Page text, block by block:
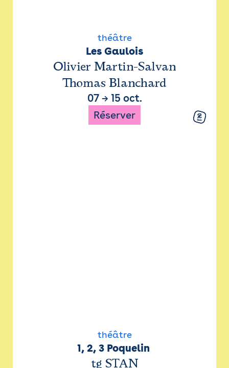
théâtre
Les Gaulois
Olivier Martin-Salvan
Thomas Blanchard
07→ 15 oct.
Réserver
théâtre
1, 2, 3 Poquelin
tg STAN